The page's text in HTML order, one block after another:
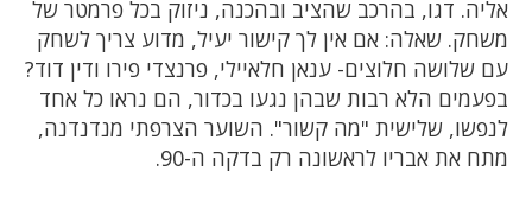
אליה. דגו, בהרכב שהציב ובהכנה, ניזוק בכל פרמטר של
משחק. שאלה: אם אין לך קישור יעיל, מדוע צריך לשחק
עם שלושה חלוצים- ענאן חלאיילי, פרנצדי פירו ודין דוד?
בפעמים הלא רבות שבהן נגעו בכדור, הם נראו כל אחד
לנפשו, שלישית "מה קשור". השוער הצרפתי מנדנדנה,
מתח את אבריו לראשונה רק בדקה ה-90.